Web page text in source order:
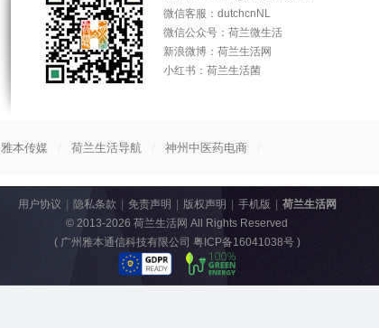
微信客服：dutchcnNL
微信公众号：荷兰微生活
新浪微博：荷兰生活网
小红书：荷兰生活菌
雅本传媒 荷兰生活导航 神州中医药电商
用户协议 隐私条款 免责声明 版权声明 手机版
荷兰生活网
© 2013-2026 荷兰生活网 All Rights Reserved
( 广州雅本通信科技有限公司 粤ICP备16041038号)